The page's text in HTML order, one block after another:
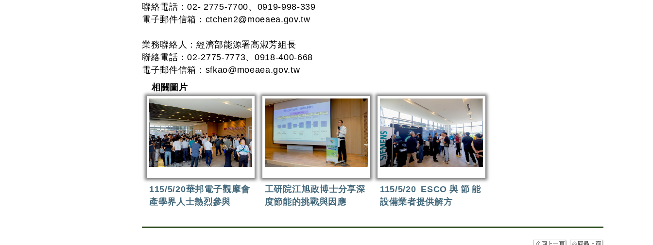
聯絡電話：02- 2775-7700、0919-998-339
電子郵件信箱： ctchen2@moeaea.gov.tw
業務聯絡人：經濟部能源署高淑芳組長
聯絡電話：02-2775-7773、0918-400-668
電子郵件信箱： sfkao@moeaea.gov.tw
相關圖片
115/5/20華邦電子觀摩會
產學界人士熱烈參與
工研院江旭政博士分享深
度節能的挑戰與因應
115/5/20 ESCO與節能
設備業者提供解方